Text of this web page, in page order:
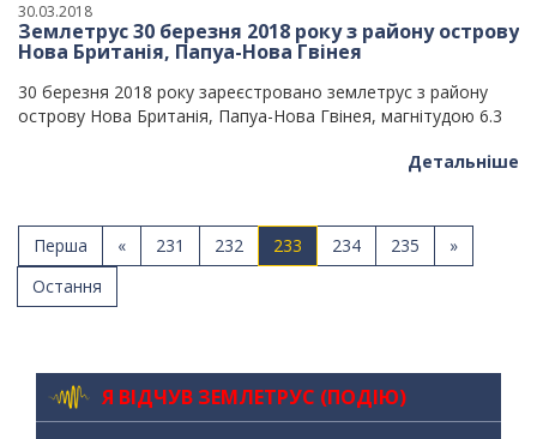
30.03.2018
Землетрус 30 березня 2018 року з району острову
Нова Британія, Папуа-Нова Гвінея
30 березня 2018 року зареєстровано землетрус з району
острову Нова Британія, Папуа-Нова Гвінея, магнітудою 6.3
Детальніше
Перша « 231 232 233 234 235
»
Остання
Я ВІДЧУВ ЗЕМЛЕТРУС (ПОДІЮ)